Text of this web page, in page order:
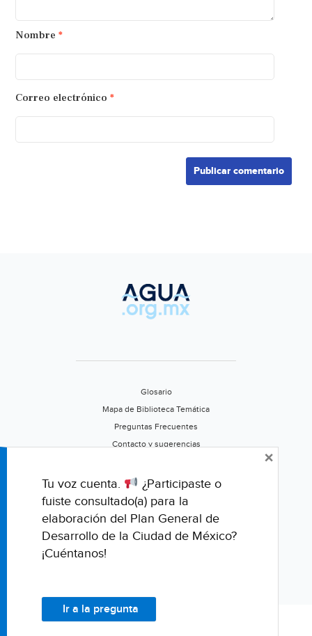
Nombre *
Correo electrónico *
Glosario
Mapa de Biblioteca Temática
Preguntas Frecuentes
Contacto y sugerencias
Califica este portal
Tu voz cuenta.
¿Participaste o
fuiste consultado(a) para la
elaboración del Plan General de
Desarrollo de la Ciudad de México?
¡Cuéntanos!
Ir a la pregunta
×